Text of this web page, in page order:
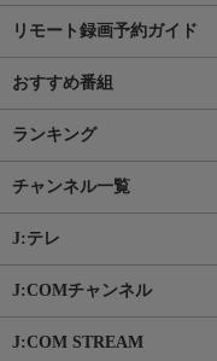
リモート録画予約ガイド
おすすめ番組
ランキング
チャンネル一覧
J:テレ
J:COMチャンネル
J:COM STREAM